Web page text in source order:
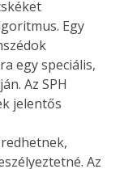
Egy
egy speciális,
Az SPH
jelentős
Az